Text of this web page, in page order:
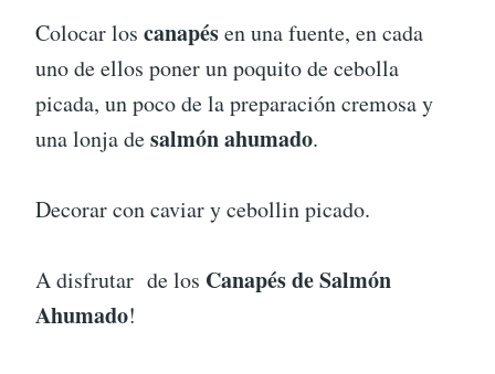
Colocar los canapésen una fuente, en cada
uno de ellos poner un poquito de cebolla
picada, un poco de la preparación cremosa y
una lonja desalmón ahumado.
Decorar con caviar y cebollin picado.
A disfrutar de los Canapés de Salmón
Ahumado!